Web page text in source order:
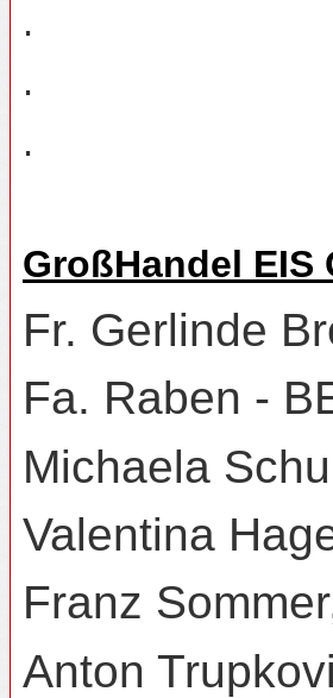
.
.
.
GroßHandel EIS
Fr. Gerlinde
Fa. Raben -
Michaela
Valentina
Franz
Anton